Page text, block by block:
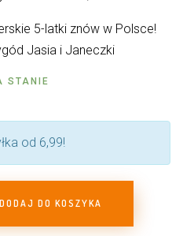
34,90zł.27,99zł.
5-latki znów w Polsce!
Jasia i Janeczki
STANIE
od 6,99!
DODAJ DO KOSZYKA